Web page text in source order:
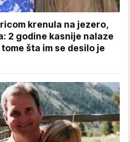
krenula na jezero,
2 godine kasnije nalaze
šta im se desilo je